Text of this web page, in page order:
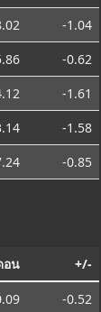
-1.04
-0.62
-1.61
-1.58
-0.85
อน +/-
-0.52